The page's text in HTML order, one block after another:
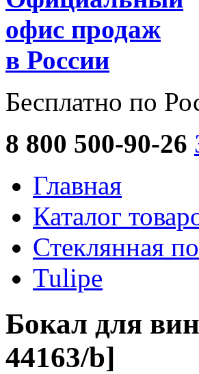
офис продаж
в России
Бесплатно по
8 800 500-90-26
Главная
Каталог
Стеклянная
Tulipe
Бокал для
44163/b]